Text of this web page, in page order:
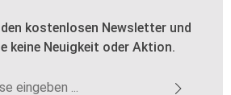
kostenlosen Newsletter und
keine Neuigkeit oder Aktion.